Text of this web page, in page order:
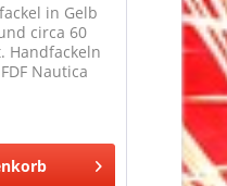
in Gelb
circa 60
Handfackeln
Nautica